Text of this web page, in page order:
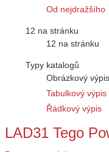
Od nejdražšího
12 na stránku
12 na stránku
Typy katalogů
Obrázkový výpis
Tabulkový výpis
Řádkový výpis
LAD31 Tego